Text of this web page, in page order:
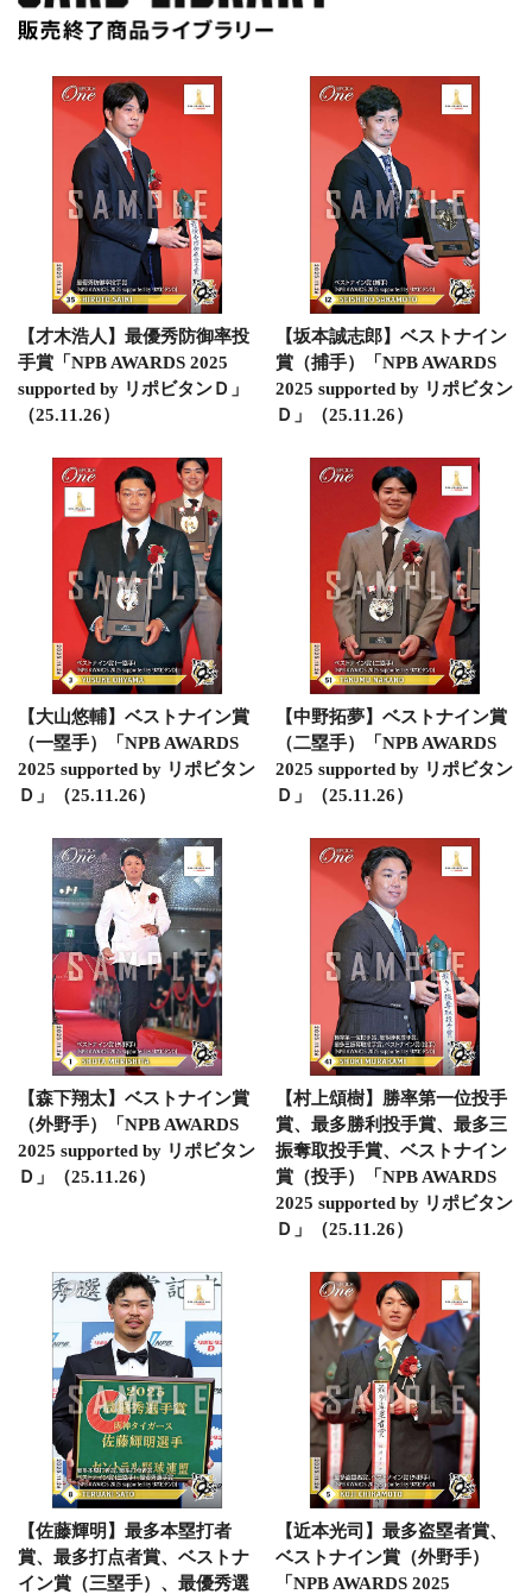
【才木浩人】最優秀防御率投
手賞「NPB AWARDS 2025
supported by リポビタンＤ」
（25.11.26）
【坂本誠志郎】ベストナイン
賞（捕手）「NPB AWARDS
2025 supported by リポビタン
Ｄ」（25.11.26）
【大山悠輔】ベストナイン賞
（一塁手）「NPB AWARDS
2025 supported by リポビタン
Ｄ」（25.11.26）
【中野拓夢】ベストナイン賞
（二塁手）「NPB AWARDS
2025 supported by リポビタン
Ｄ」（25.11.26）
【森下翔太】ベストナイン賞
（外野手）「NPB AWARDS
2025 supported by リポビタン
Ｄ」（25.11.26）
【村上頌樹】勝率第一位投手
賞、最多勝利投手賞、最多三
振奪取投手賞、ベストナイン
賞（投手）「NPB AWARDS
2025 supported by リポビタン
Ｄ」（25.11.26）
【佐藤輝明】最多本塁打者
賞、最多打点者賞、ベストナ
イン賞（三塁手）、最優秀選
【近本光司】最多盗塁者賞、
ベストナイン賞（外野手）
「NPB AWARDS 2025